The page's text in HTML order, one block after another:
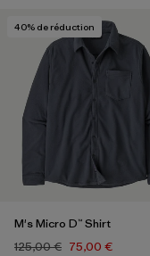
40% de réduction
M's Micro D™ Shirt
125,00 € 75,00 €